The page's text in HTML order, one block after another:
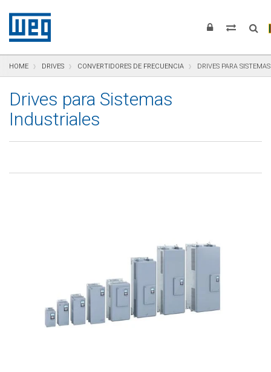
HOME DRIVES CONVERTIDORES DE FRECUENCIA DRIVES PARA
Drives para Sistemas
Industriales